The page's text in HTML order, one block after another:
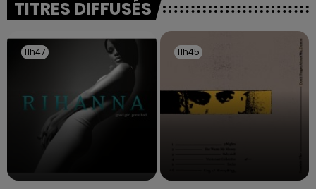
TITRES DIFFUSÉS
11h47
11h47 11h45
11h45